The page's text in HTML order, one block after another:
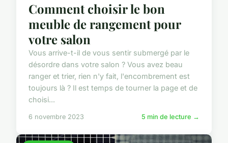
Comment choisir le bon
meuble de rangement pour
votre salon
Vous arrive-t-il de vous sentir submergé par le
désordre dans votre salon ? Vous avez beau
ranger et trier, rien n'y fait, l'encombrement est
toujours là ? Il est temps de tourner la page et de
choisi...
6 novembre 2023 5 min de lecture →